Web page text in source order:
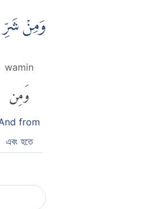
وَمِنْ شَرِّ
wamin
وَمِن
from
এবং হতে